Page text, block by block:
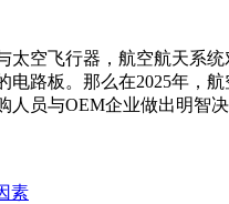
太空飞行器，航空航天系
电路板。那么在2025年，
员与OEM企业做出明智决
素